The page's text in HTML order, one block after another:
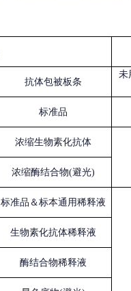
抗体包被板条
未
标准品
浓缩生物素化抗体
浓缩酶结合物(避光)
标准品＆标本通用稀释液
生物素化抗体稀释液
酶结合物稀释液